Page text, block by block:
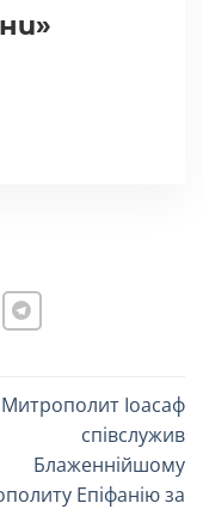
Митрополит Іоасаф
співслужив
Блаженнійшому
Епіфанію за